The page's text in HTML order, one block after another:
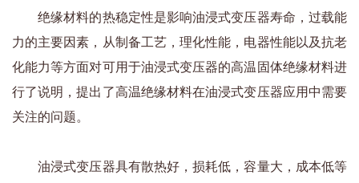
绝缘材料的热稳定性是影响油浸式变压器寿命，过载能
力的主要因素，从制备工艺，理化性能，电器性能以及抗老
化能力等方面对可用于油浸式变压器的高温固体绝缘材料进
行了说明，提出了高温绝缘材料在油浸式变压器应用中需要
关注的问题。
油浸式变压器具有散热好，损耗低，容量大，成本低等